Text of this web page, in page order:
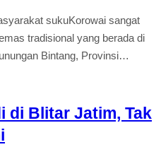
sukuKorowai sangat
tradisional yang berada di
Bintang, Provinsi…
di Blitar Jatim, Tak